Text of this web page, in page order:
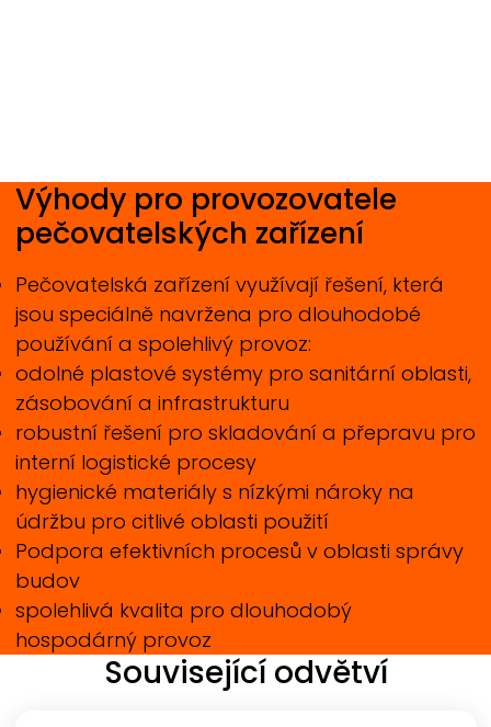
Výhody pro provozovatele
pečovatelských zařízení
Pečovatelská zařízení využívají řešení, která
jsou speciálně navržena pro dlouhodobé
používání a spolehlivý provoz:
odolné plastové systémy pro sanitární oblasti,
zásobování a infrastrukturu
robustní řešení pro skladování a přepravu pro
interní logistické procesy
hygienické materiály s nízkými nároky na
údržbu pro citlivé oblasti použití
Podpora efektivních procesů v oblasti správy
budov
spolehlivá kvalita pro dlouhodobý
hospodárný provoz
Související odvětví